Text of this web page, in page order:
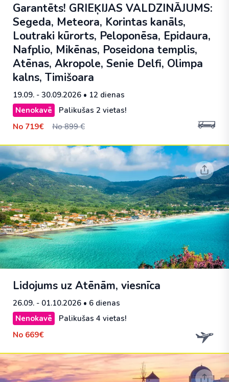
Garantēts! GRIEĶIJAS VALDZINĀJUMS:
Segeda, Meteora, Korintas kanāls,
Loutraki kūrorts, Peloponēsa, Epidaura,
Nafplio, Mikēnas, Poseidona templis,
Atēnas, Akropole, Senie Delfi, Olimpa
kalns, Timišoara
19.09. - 30.09.2026 • 12 dienas
Nenokavē
Palikušas 2 vietas!
No 719€ No 899 €
Lidojums uz Atēnām, viesnīca
26.09. - 01.10.2026 • 6 dienas
Nenokavē
Palikušas 4 vietas!
No 669€